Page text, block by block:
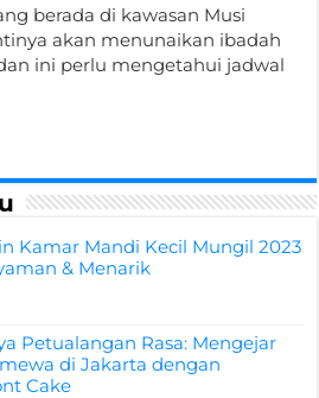
berada di kawasan Musi
akan menunaikan ibadah
ini perlu mengetahui jadwal
Kamar Mandi Kecil Mungil 2023
& Menarik
Petualangan Rasa: Mengejar
di Jakarta dengan
Cake